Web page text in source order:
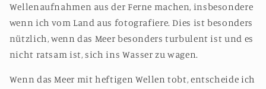
Wellenaufnahmen aus der Ferne machen, insbesondere
wenn ich vom Land aus fotografiere. Dies ist besonders
nützlich, wenn das Meer besonders turbulent ist und es
nicht ratsam ist, sich ins Wasser zu wagen.
Wenn das Meer mit heftigen Wellen tobt, entscheide ich